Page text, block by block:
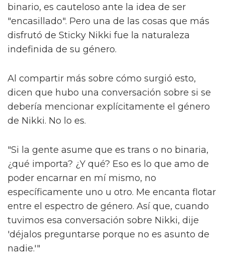
binario, es cauteloso ante la idea de ser
"encasillado". Pero una de las cosas que más
disfrutó de Sticky Nikki fue la naturaleza
indefinida de su género.
Al compartir más sobre cómo surgió esto,
dicen que hubo una conversación sobre si se
debería mencionar explícitamente el género
de Nikki. No lo es.
"Si la gente asume que es trans o no binaria,
¿qué importa? ¿Y qué? Eso es lo que amo de
poder encarnar en mí mismo, no
específicamente uno u otro. Me encanta flotar
entre el espectro de género. Así que, cuando
tuvimos esa conversación sobre Nikki, dije
'déjalos preguntarse porque no es asunto de
nadie.'"